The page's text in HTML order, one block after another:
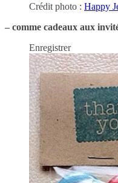
Crédit photo : Happy
– comme cadeaux aux
Enregistrer